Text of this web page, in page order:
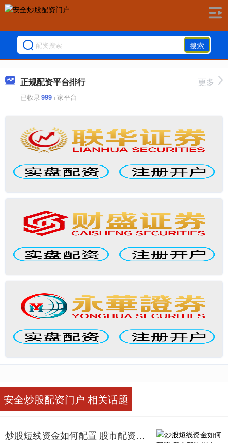
搜索
正规配资平台排行
已收录999+家平台
更多
安全炒股配资门户 相关话题
炒股短线资金如何配置 股市配资指南：了解股指配资的种类和风险